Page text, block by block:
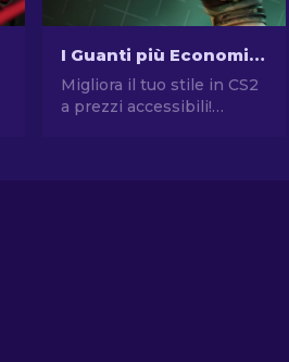
I Guanti più Economici in CS2: La Collezione Definitiva [2026]
Migliora il tuo stile in CS2
a prezzi accessibili!